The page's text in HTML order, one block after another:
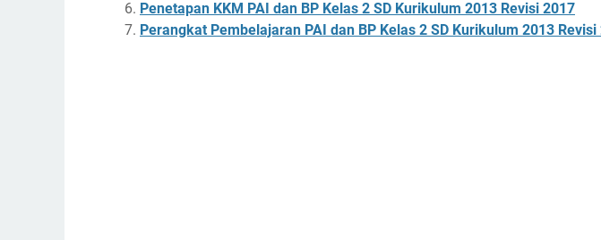
Penetapan KKM PAI dan BP Kelas 2 SD Kurikulum 2013 Revisi 2017
Perangkat Pembelajaran PAI dan BP Kelas 2 SD Kurikulum 2013 Revisi